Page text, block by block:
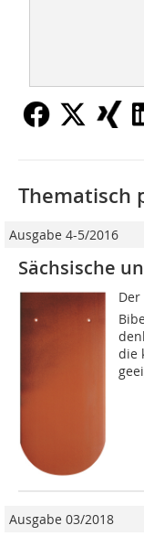
Thematisch
Ausgabe 4-5/2016
Sächsische
Der
die
Ausgabe 03/2018